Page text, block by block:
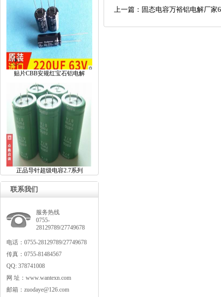
贴片CBB安规红宝石铝电解
正品导针超级电容2.7系列
联系我们
服务热线
0755-
28129789/27749678
电话：0755-28129789/27749678
传真：0755-81484567
QQ:378741008
网址：www.wantexn.com
邮箱：zuodaye@126.com
上一篇：固态电容万裕铝电解厂家